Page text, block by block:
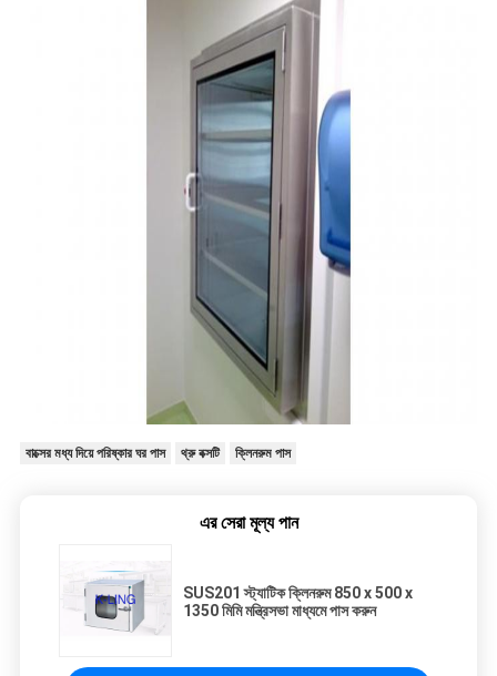
বাক্সের মধ্য দিয়ে পরিষ্কার ঘর পাস থ্রু বক্সটি ক্লিনরুম পাস
এর সেরা মূল্য পান
SUS201 স্ট্যাটিক ক্লিনরুম 850 x 500 x
1350 মিমি মন্ত্রিসভা মাধ্যমে পাস করুন